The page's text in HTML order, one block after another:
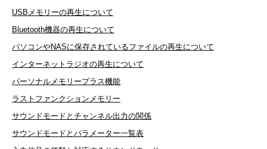
USBメモリーの再生について
Bluetooth機器の再生について
パソコンやNASに保存されているファイルの再生について
インターネットラジオの再生について
パーソナルメモリープラス機能
ラストファンクションメモリー
サウンドモードとチャンネル出力の関係
サウンドモードとパラメーター一覧表